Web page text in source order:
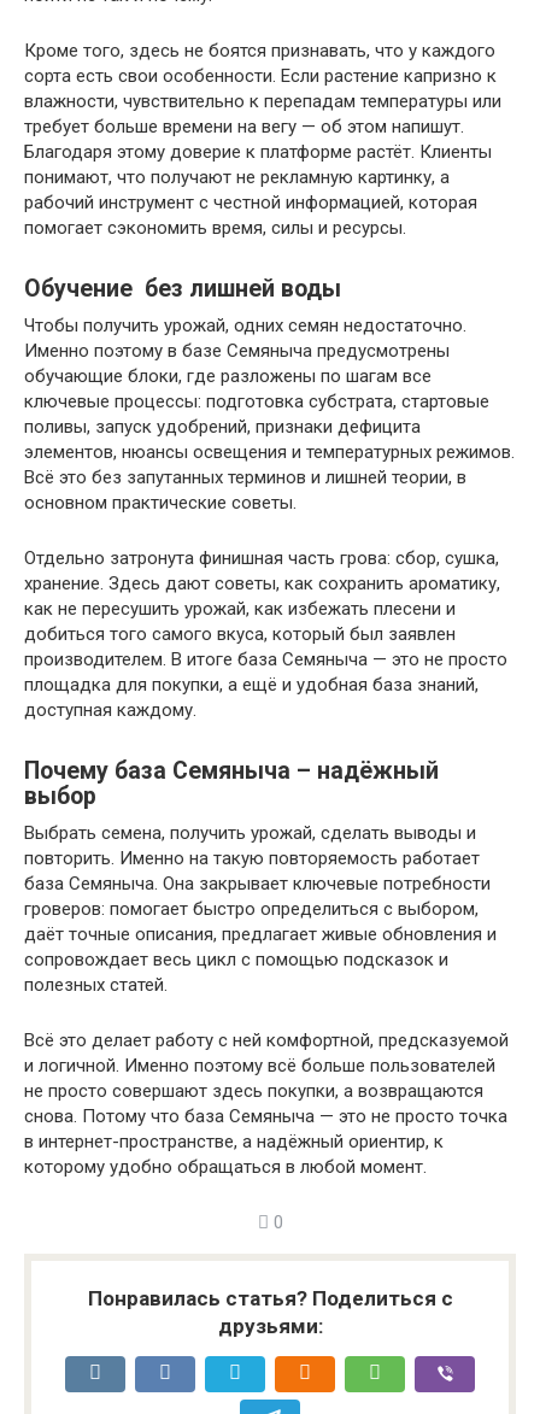
Кроме того, здесь не боятся признавать, что у каждого
сорта есть свои особенности. Если растение капризно к
влажности, чувствительно к перепадам температуры или
требует больше времени на вегу — об этом напишут.
Благодаря этому доверие к платформе растёт. Клиенты
понимают, что получают не рекламную картинку, а
рабочий инструмент с честной информацией, которая
помогает сэкономить время, силы и ресурсы.
Обучение без лишней воды
Чтобы получить урожай, одних семян недостаточно.
Именно поэтому в базе Семяныча предусмотрены
обучающие блоки, где разложены по шагам все
ключевые процессы: подготовка субстрата, стартовые
поливы, запуск удобрений, признаки дефицита
элементов, нюансы освещения и температурных режимов.
Всё это без запутанных терминов и лишней теории, в
основном практические советы.
Отдельно затронута финишная часть грова: сбор, сушка,
хранение. Здесь дают советы, как сохранить ароматику,
как не пересушить урожай, как избежать плесени и
добиться того самого вкуса, который был заявлен
производителем. В итоге база Семяныча — это не просто
площадка для покупки, а ещё и удобная база знаний,
доступная каждому.
Почему база Семяныча – надёжный
выбор
Выбрать семена, получить урожай, сделать выводы и
повторить. Именно на такую повторяемость работает
база Семяныча. Она закрывает ключевые потребности
гроверов: помогает быстро определиться с выбором,
даёт точные описания, предлагает живые обновления и
сопровождает весь цикл с помощью подсказок и
полезных статей.
Всё это делает работу с ней комфортной, предсказуемой
и логичной. Именно поэтому всё больше пользователей
не просто совершают здесь покупки, а возвращаются
снова. Потому что база Семяныча — это не просто точка
в интернет-пространстве, а надёжный ориентир, к
которому удобно обращаться в любой момент.
0
Понравилась статья? Поделиться с
друзьями: